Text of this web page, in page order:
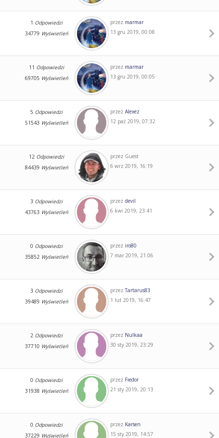
1 Odpowiedzi
34779 Wyświetleń
przez marmar
13 gru 2019, 00:08
11 Odpowiedzi
69705 Wyświetleń
przez marmar
13 gru 2019, 00:05
5 Odpowiedzi
51543 Wyświetleń
przez Alexez
12 paź 2019, 07:32
12 Odpowiedzi
84439 Wyświetleń
przez Guest
6 wrz 2019, 16:19
3 Odpowiedzi
43763 Wyświetleń
przez devil
6 kwi 2019, 23:41
0 Odpowiedzi
35852 Wyświetleń
przez iro80
7 mar 2019, 21:06
3 Odpowiedzi
39489 Wyświetleń
przez Tartarus83
1 lut 2019, 16:47
2 Odpowiedzi
37710 Wyświetleń
przez Nulkaa
30 sty 2019, 23:29
0 Odpowiedzi
31938 Wyświetleń
przez Fiedor
21 sty 2019, 20:13
0 Odpowiedzi
37229 Wyświetleń
przez Karsen
15 sty 2019, 14:57